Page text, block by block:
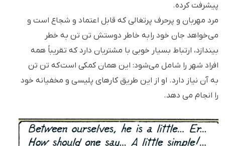
پیشرفت کرده.
مرد مهربان و پرحرف پرتغالی که قابل اعتماد و شجاع است و
می‌خواهد جان خود را به خاطر دوستش تن تن به خطر
بیندازد، ارتباط بسیار خوبی با مشتریان دارد که تقریباً همه
افراد شهر را شامل می‌شود: این همان کمکی است که تن تن
به آن نیاز دارد. او از این طریق کارهای پلیسی و مخفیانه خود
را انجام می دهد.